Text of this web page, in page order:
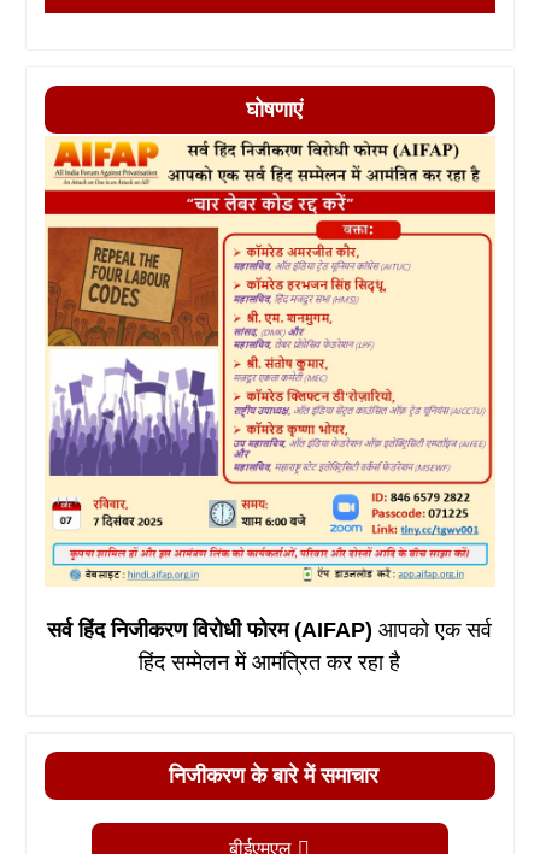
घोषणाएं
सर्व हिंद निजीकरण विरोधी फोरम (AIFAP)आपको एक सर्व
हिंद सम्मेलन में आमंत्रित कर रहा है
निजीकरण के बारे में समाचार
बीईएमएल